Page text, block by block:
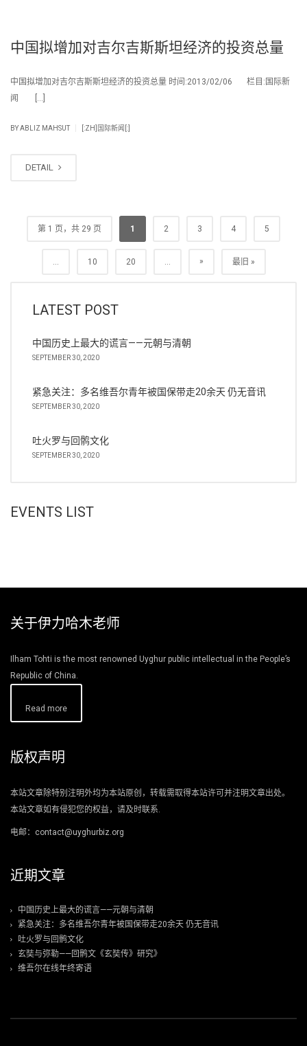
中国拟增加对吉尔吉斯斯坦经济的投资总量
中国拟增加对吉尔吉斯斯坦经济的投资总量 时间:2013/02/06 栏目:国际新
闻 […]
BYABLIZ MAHSUT [:ZH]国际新闻[:]
DETAIL
第 1 页，共 29 页 1 2 3 4 5
... 10 20 ... » 最旧 »
LATEST POST
中国历史上最大的谎言——元朝与清朝
SEPTEMBER 30, 2020
紧急关注：多名维吾尔青年被国保带走20余天 仍无音讯
SEPTEMBER 30, 2020
吐火罗与回鹘文化
SEPTEMBER 30, 2020
EVENTS LIST
关于伊力哈木老师
Ilham Tohti is the most renowned Uyghur public intellectual in the People’s
Republic of China.
Read more
版权声明
本站文章除特别注明外均为本站原创，转载需取得本站许可并注明文章出处。
本站文章如有侵犯您的权益，请及时联系.
电邮：contact@uyghurbiz.org
近期文章
中国历史上最大的谎言——元朝与清朝
紧急关注：多名维吾尔青年被国保带走20余天 仍无音讯
吐火罗与回鹘文化
玄奘与弥勒——回鹘文《玄奘传》研究》
维吾尔在线年终寄语